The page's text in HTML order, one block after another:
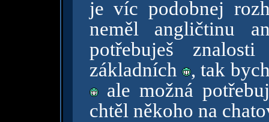
je víc podobnej
neměl angličtinu
potřebuješ
základních
, tak
ale možná
chtěl někoho na